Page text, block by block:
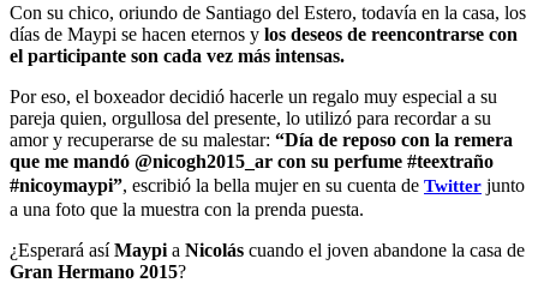
Con su chico, oriundo de Santiago del Estero, todavía en la casa, los
días de Maypi se hacen eternos y los deseos de reencontrarse con
el participante son cada vez más intensas.
Por eso, el boxeador decidió hacerle un regalo muy especial a su
pareja quien, orgullosa del presente, lo utilizó para recordar a su
amor y recuperarse de su malestar: “Día de reposo con la remera
que me mandó @nicogh2015_ar con su perfume #teextraño
#nicoymaypi”, escribió la bella mujer en su cuenta de Twitter junto
a una foto que la muestra con la prenda puesta.
¿Esperará asíMaypi a Nicolás cuando el joven abandone la casa de
Gran Hermano 2015?